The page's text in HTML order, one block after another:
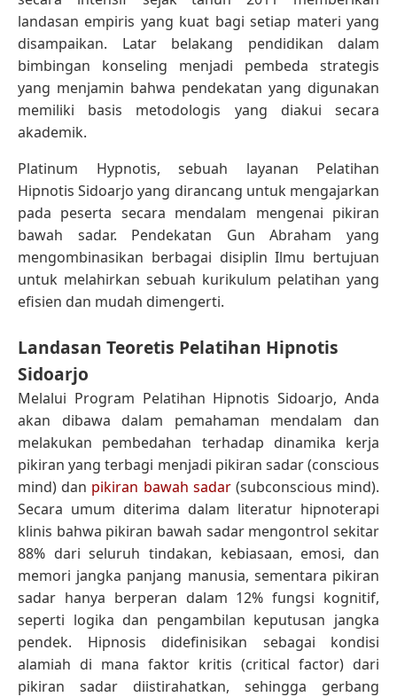
landasan empiris yang kuat bagi setiap materi yang
disampaikan. Latar belakang pendidikan dalam
bimbingan konseling menjadi pembeda strategis
yang menjamin bahwa pendekatan yang digunakan
memiliki basis metodologis yang diakui secara
akademik.
Platinum Hypnotis, sebuah layanan Pelatihan
Hipnotis Sidoarjo yang dirancang untuk mengajarkan
pada peserta secara mendalam mengenai pikiran
bawah sadar. Pendekatan Gun Abraham yang
mengombinasikan berbagai disiplin Ilmu bertujuan
untuk melahirkan sebuah kurikulum pelatihan yang
efisien dan mudah dimengerti.
Landasan Teoretis Pelatihan Hipnotis
Sidoarjo
Melalui Program Pelatihan Hipnotis Sidoarjo, Anda
akan dibawa dalam pemahaman mendalam dan
melakukan pembedahan terhadap dinamika kerja
pikiran yang terbagi menjadi pikiran sadar (conscious
mind) dan pikiran bawah sadar(subconscious mind).
Secara umum diterima dalam literatur hipnoterapi
klinis bahwa pikiran bawah sadar mengontrol sekitar
88% dari seluruh tindakan, kebiasaan, emosi, dan
memori jangka panjang manusia, sementara pikiran
sadar hanya berperan dalam 12% fungsi kognitif,
seperti logika dan pengambilan keputusan jangka
pendek. Hipnosis didefinisikan sebagai kondisi
alamiah di mana faktor kritis (critical factor) dari
pikiran sadar diistirahatkan, sehingga gerbang